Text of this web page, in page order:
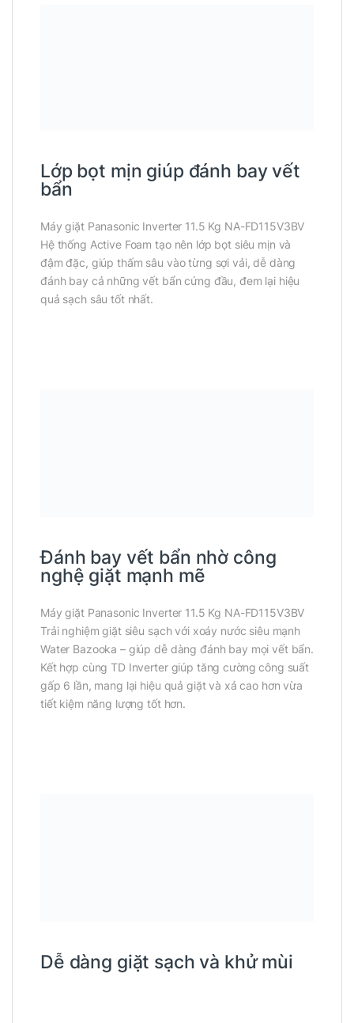
Lớp bọt mịn giúp đánh bay vết
bẩn
Máy giặt Panasonic Inverter 11.5 Kg NA-FD115V3BV
Hệ thống Active Foam tạo nên lớp bọt siêu mịn và
đậm đặc, giúp thấm sâu vào từng sợi vải, dễ dàng
đánh bay cả những vết bẩn cứng đầu, đem lại hiệu
quả sạch sâu tốt nhất.
Đánh bay vết bẩn nhờ công
nghệ giặt mạnh mẽ
Máy giặt Panasonic Inverter 11.5 Kg NA-FD115V3BV
Trải nghiệm giặt siêu sạch với xoáy nước siêu mạnh
Water Bazooka – giúp dễ dàng đánh bay mọi vết bẩn.
Kết hợp cùng TD Inverter giúp tăng cường công suất
gấp 6 lần, mang lại hiệu quả giặt và xả cao hơn vừa
tiết kiệm năng lượng tốt hơn.
Dễ dàng giặt sạch và khử mùi